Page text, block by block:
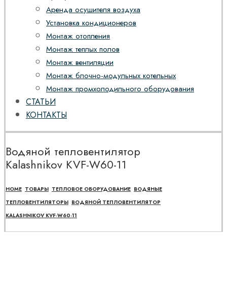
Аренда осушителя воздуха
Установка кондиционеров
Монтаж отопления
Монтаж теплых полов
Монтаж вентиляции
Монтаж блочно-модульных котельных
Монтаж промхолодильного оборудования
СТАТЬИ
КОНТАКТЫ
Водяной тепловентилятор
Kalashnikov KVF-W60-11
HOME ТОВАРЫ ТЕПЛОВОЕ ОБОРУДОВАНИЕ ВОДЯНЫЕ
ТЕПЛОВЕНТИЛЯТОРЫ ВОДЯНОЙ ТЕПЛОВЕНТИЛЯТОР
KALASHNIKOV KVF-W60-11